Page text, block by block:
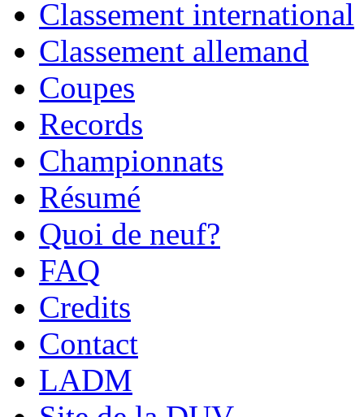
Classement international
Classement allemand
Coupes
Records
Championnats
Résumé
Quoi de neuf?
FAQ
Credits
Contact
LADM